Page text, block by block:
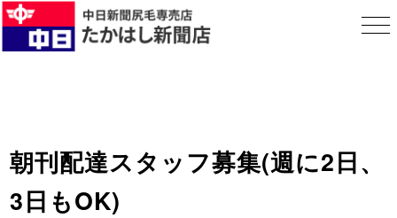
朝刊配達スタッフ募集(週に2日、
3日もOK)